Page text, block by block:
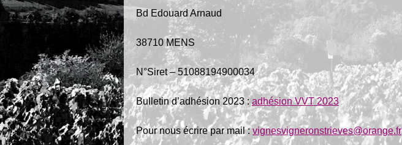
Bd Edouard Arnaud
38710 MENS
N°Siret – 51088194900034
Bulletin d’adhésion 2023 :adhésion VVT 2023
Pour nous écrire par mail :vignesvigneronstrieves@orange.fr